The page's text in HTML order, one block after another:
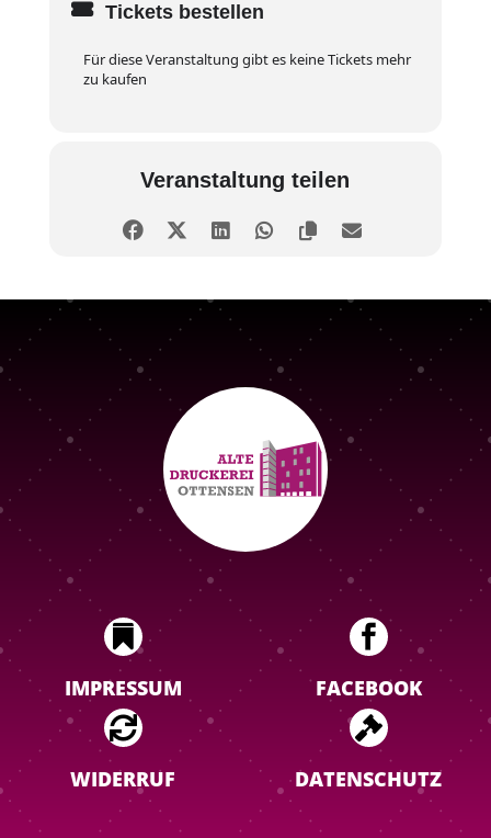
Tickets bestellen
Für diese Veranstaltung gibt es keine Tickets mehr
zu kaufen
Veranstaltung teilen

IMPRESSUM

FACEBOOK

WIDERRUF

DATENSCHUTZ